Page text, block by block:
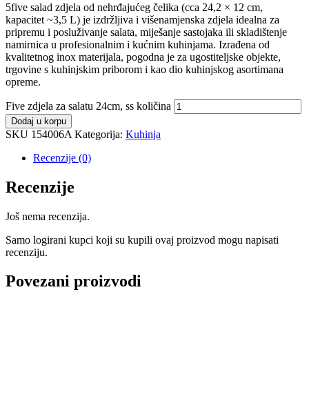
5five salad zdjela od nehrđajućeg čelika (cca 24,2 × 12 cm,
kapacitet ~3,5 L) je izdržljiva i višenamjenska zdjela idealna za
pripremu i posluživanje salata, miješanje sastojaka ili skladištenje
namirnica u profesionalnim i kućnim kuhinjama. Izrađena od
kvalitetnog inox materijala, pogodna je za ugostiteljske objekte,
trgovine s kuhinjskim priborom i kao dio kuhinjskog asortimana
opreme.
Five zdjela za salatu 24cm, ss količina
Dodaj u korpu
SKU 154006A Kategorija: Kuhinja
Recenzije (0)
Recenzije
Još nema recenzija.
Samo logirani kupci koji su kupili ovaj proizvod mogu napisati
recenziju.
Povezani proizvodi